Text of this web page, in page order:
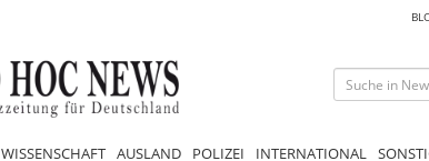
WISSENSCHAFT AUSLAND POLIZEI INTERNATIONAL